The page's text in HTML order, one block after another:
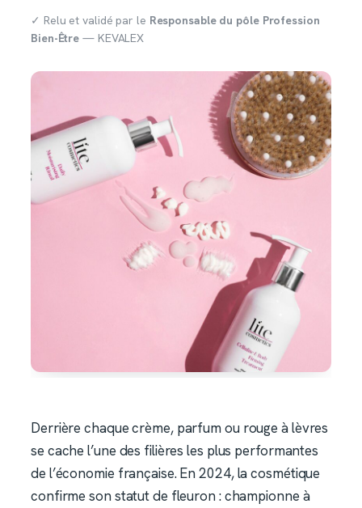
✓ Relu et validé par le Responsable du pôle Profession
Bien-Être — KEVALEX
Derrière chaque crème, parfum ou rouge à lèvres
se cache l’une des filières les plus performantes
de l’économie française. En 2024, la cosmétique
confirme son statut de fleuron : championne à